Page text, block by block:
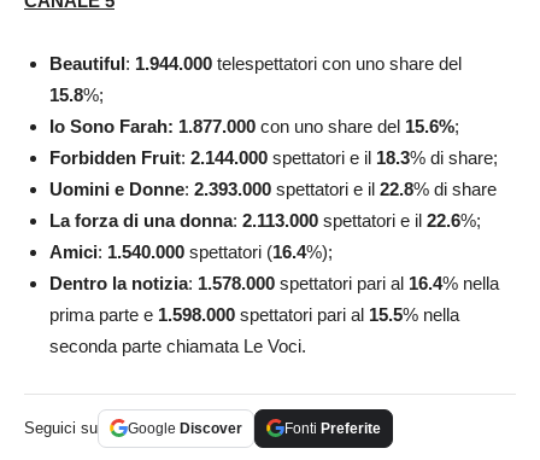
Beautiful: 1.944.000 telespettatori con uno share del
15.8%;
Io Sono Farah: 1.877.000 con uno share del 15.6%;
Forbidden Fruit: 2.144.000 spettatori e il 18.3% di share;
Uomini e Donne: 2.393.000 spettatori e il 22.8% di share
La forza di una donna: 2.113.000 spettatori e il 22.6%;
Amici: 1.540.000 spettatori (16.4%);
Dentro la notizia: 1.578.000 spettatori pari al 16.4% nella
prima parte e 1.598.000 spettatori pari al 15.5% nella
seconda parte chiamata Le Voci.
Seguici su Google Discover Fonti Preferite